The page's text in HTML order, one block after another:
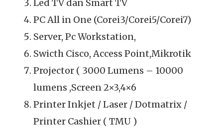
Led TV dan Smart TV
PC All in One (Corei3/Corei5/Corei7)
Server, Pc Workstation,
Swicth Cisco, Access Point,Mikrotik
Projector ( 3000 Lumens – 10000
lumens ,Screen 2×3,4×6
Printer Inkjet / Laser / Dotmatrix /
Printer Cashier ( TMU )